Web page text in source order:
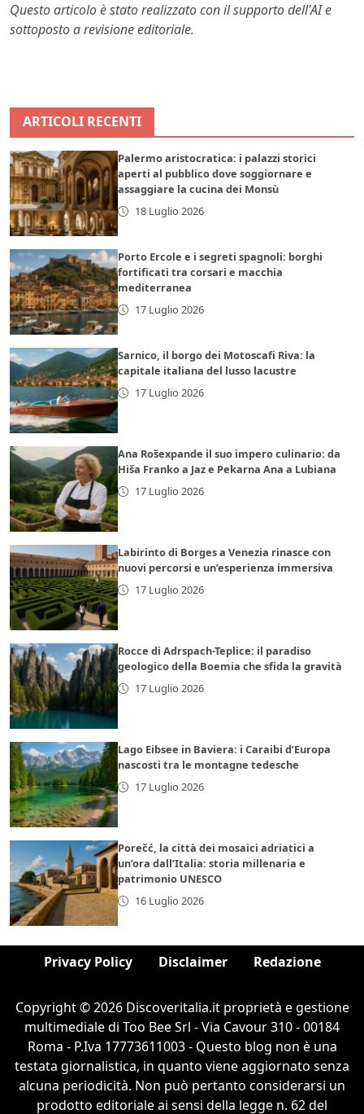
Questo articolo è stato realizzato con il supporto dell'AI e
sottoposto a revisione editoriale.
ARTICOLI RECENTI
Palermo aristocratica: i palazzi storici
aperti al pubblico dove soggiornare e
assaggiare la cucina dei Monsù
18 Luglio 2026
Porto Ercole e i segreti spagnoli: borghi
fortificati tra corsari e macchia
mediterranea
17 Luglio 2026
Sarnico, il borgo dei Motoscafi Riva: la
capitale italiana del lusso lacustre
17 Luglio 2026
Ana Rošexpande il suo impero culinario: da
Hiša Franko a Jaz e Pekarna Ana a Lubiana
17 Luglio 2026
Labirinto di Borges a Venezia rinasce con
nuovi percorsi e un’esperienza immersiva
17 Luglio 2026
Rocce di Adrspach-Teplice: il paradiso
geologico della Boemia che sfida la gravità
17 Luglio 2026
Lago Eibsee in Baviera: i Caraibi d’Europa
nascosti tra le montagne tedesche
17 Luglio 2026
Porečć, la città dei mosaici adriatici a
un’ora dall’Italia: storia millenaria e
patrimonio UNESCO
16 Luglio 2026
Privacy Policy Disclaimer Redazione
Copyright © 2026 Discoveritalia.it proprietà e gestione
multimediale di Too Bee Srl - Via Cavour 310 - 00184
Roma - P.Iva 17773611003 - Questo blog non è una
testata giornalistica, in quanto viene aggiornato senza
alcuna periodicità. Non può pertanto considerarsi un
prodotto editoriale ai sensi della legge n. 62 del